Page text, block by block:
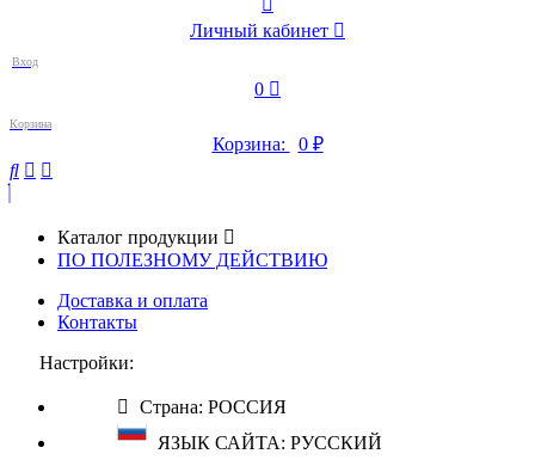
Личный кабинет
Вход
0
Корзина
Корзина: 0 ₽
Каталог продукции
ПО ПОЛЕЗНОМУ ДЕЙСТВИЮ
Доставка и оплата
Контакты
Настройки:
Страна: РОССИЯ
ЯЗЫК САЙТА: РУССКИЙ